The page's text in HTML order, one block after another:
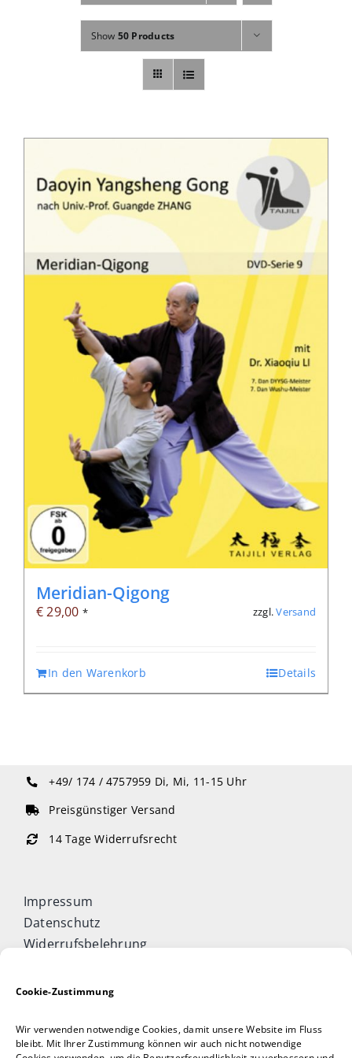
Cookie-Zustimmung
Wir verwenden notwendige Cookies, damit unsere Website im Fluss
bleibt. Mit Ihrer Zustimmung können wir auch nicht notwendige
Fachbücher
Poster, Karten, Medien
Show 50 Products
Meridian-Qigong
€29,00 * zzgl.Versand
In den Warenkorb Details
+49/ 174 / 4757959 Di, Mi, 11-15 Uhr
Preisgünstiger Versand
14 Tage Widerrufsrecht
Impressum
Datenschutz
Widerrufsbelehrung
Allgemeine Geschäftsbedingungen
Taijiquan & Qigong Journal